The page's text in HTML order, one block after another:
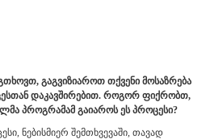
გაგვიზიაროთ თქვენი მოსაზრება
დაკავშირებით. როგორ ფიქრობთ,
პროგრამამ გაიაროს ეს პროცესი?
ნებისმიერ შემთხვევაში, თავად